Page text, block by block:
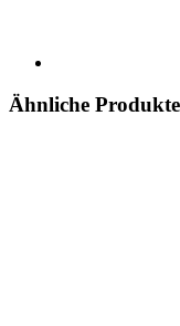
Ähnliche Produkte